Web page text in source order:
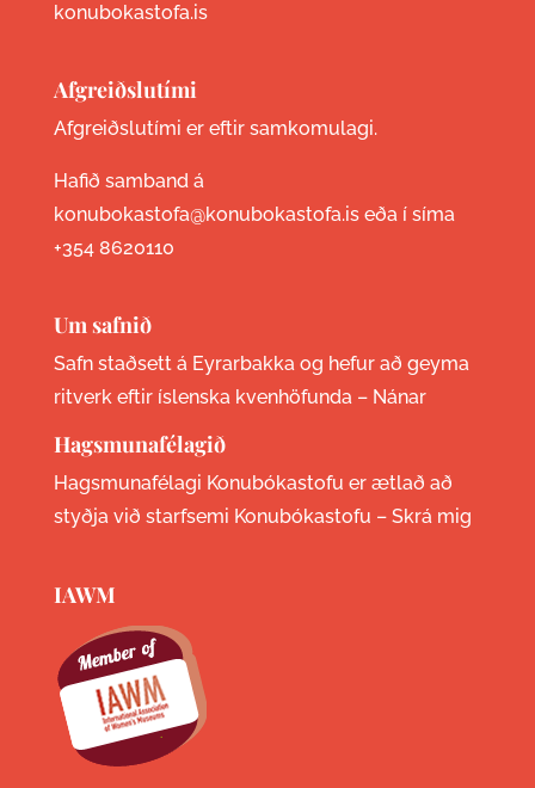
konubokastofa.is
Afgreiðslutími
Afgreiðslutími er eftir samkomulagi.
Hafið samband á
konubokastofa@konubokastofa.is eða í síma
+354 8620110
Um safnið
Safn staðsett á Eyrarbakka og hefur að geyma
ritverk eftir íslenska kvenhöfunda – Nánar
Hagsmunafélagið
Hagsmunafélagi Konubókastofu er ætlað að
styðja við starfsemi Konubókastofu – Skrá mig
IAWM